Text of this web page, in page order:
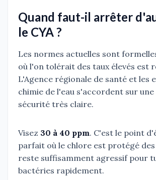
Quand faut-il arrêter
le CYA ?
Les normes actuelles sont
où l'on tolérait des taux élevés est
L'Agence régionale de santé et les
chimie de l'eau s'accordent sur une
sécurité très claire.
Visez 30 à 40 ppm. C'est le point
parfait où le chlore est protégé des
reste suffisamment agressif pour
bactéries rapidement.